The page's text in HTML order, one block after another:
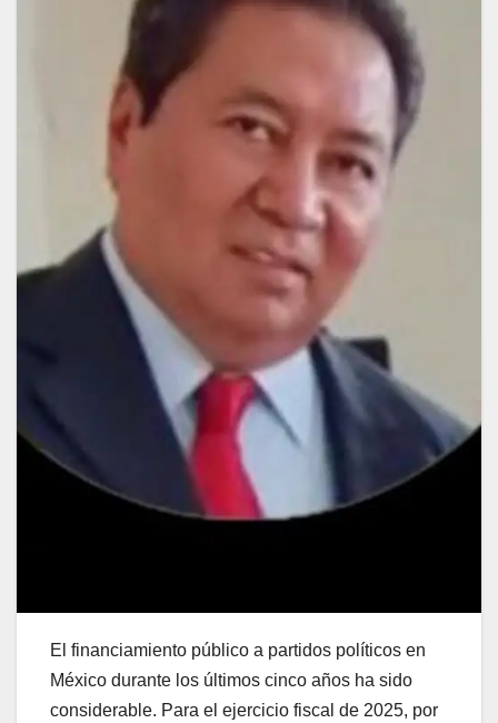
El financiamiento público a partidos políticos en
México durante los últimos cinco años ha sido
considerable. Para el ejercicio fiscal de 2025, por